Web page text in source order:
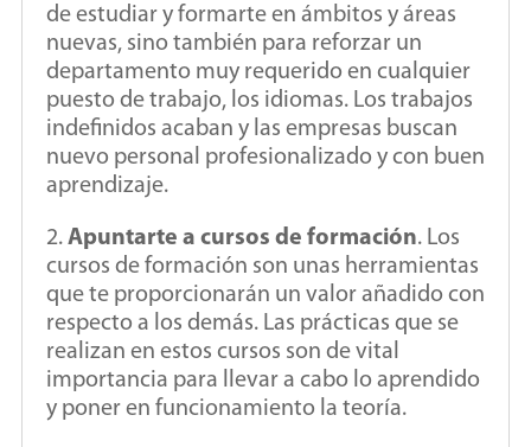
de estudiar y formarte en ámbitos y áreas
nuevas, sino también para reforzar un
departamento muy requerido en cualquier
puesto de trabajo, los idiomas. Los trabajos
indefinidos acaban y las empresas buscan
nuevo personal profesionalizado y con buen
aprendizaje.
2. Apuntarte a cursos de formación. Los
cursos de formación son unas herramientas
que te proporcionarán un valor añadido con
respecto a los demás. Las prácticas que se
realizan en estos cursos son de vital
importancia para llevar a cabo lo aprendido
y poner en funcionamiento la teoría.